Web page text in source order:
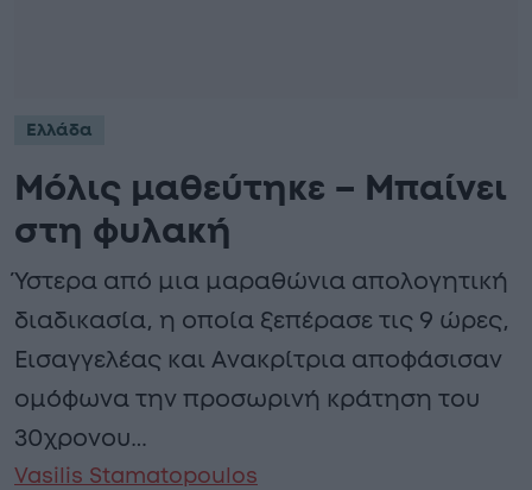
Ελλάδα
Μόλις μαθεύτηκε – Μπαίνει
στη φυλακή
Ύστερα από μια μαραθώνια απολογητική
διαδικασία, η οποία ξεπέρασε τις 9 ώρες,
Εισαγγελέας και Ανακρίτρια αποφάσισαν
ομόφωνα την προσωρινή κράτηση του
30χρονου…
Vasilis Stamatopoulos